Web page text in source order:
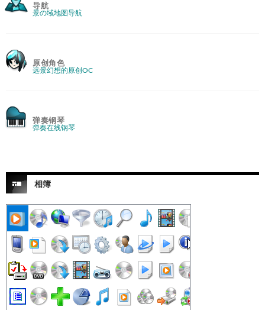
导航
景の域地图导航
原创角色
远景幻想的原创OC
弹奏钢琴
弹奏在线钢琴
相簿